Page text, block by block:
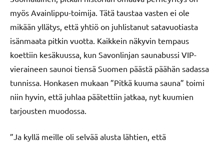
myös Avainlippu-toimija. Tätä taustaa vasten ei ole
mikään yllätys, että yhtiö on juhlistanut satavuotiasta
isänmaata pitkin vuotta. Kaikkein näkyvin tempaus
koettiin kesäkuussa, kun Savonlinjan saunabussi VIP-
vieraineen saunoi tiensä Suomen päästä päähän sadassa
tunnissa. Honkasen mukaan ”Pitkä kuuma sauna” toimi
niin hyvin, että juhlaa päätettiin jatkaa, nyt kuumien
tarjousten muodossa.
”Ja kyllä meille oli selvää alusta lähtien, että